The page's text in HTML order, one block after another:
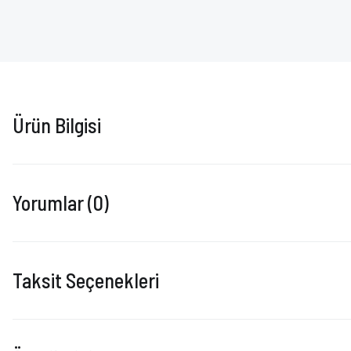
Ürün Bilgisi
Yorumlar (0)
Taksit Seçenekleri